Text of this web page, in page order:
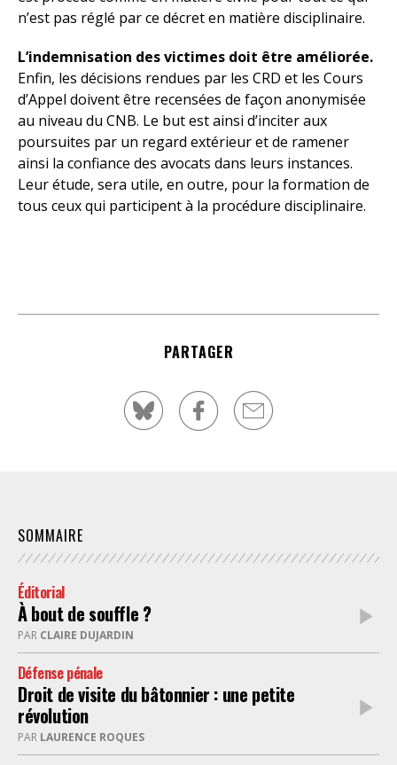
n’est pas réglé par ce décret en matière disciplinaire.
L’indemnisation des victimes doit être améliorée.
Enfin, les décisions rendues par les CRD et les Cours
d’Appel doivent être recensées de façon anonymisée
au niveau du CNB. Le but est ainsi d’inciter aux
poursuites par un regard extérieur et de ramener
ainsi la confiance des avocats dans leurs instances.
Leur étude, sera utile, en outre, pour la formation de
tous ceux qui participent à la procédure disciplinaire.
PARTAGER
SOMMAIRE
Éditorial
À bout de souffle ?
PAR CLAIRE DUJARDIN
Défense pénale
Droit de visite du bâtonnier : une petite
révolution
PAR LAURENCE ROQUES